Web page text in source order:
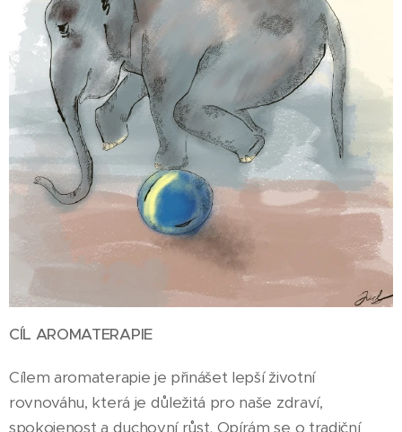
CÍL AROMATERAPIE
Cílem aromaterapie je přinášet lepší životní
rovnováhu, která je důležitá pro naše zdraví,
spokojenost a duchovní růst. Opírám se o tradiční